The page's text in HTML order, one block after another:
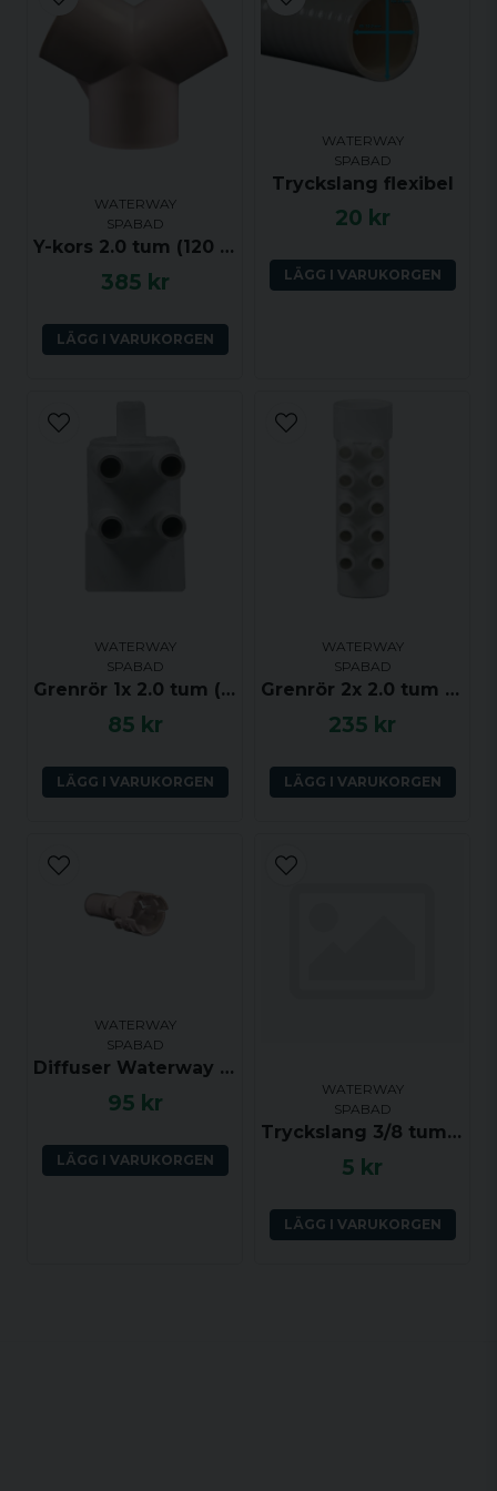
WATERWAY
SPABAD
Y-kors 2.0 tum (120 grader) ho-ho-ho
385 kr
LÄGG I VARUKORGEN
WATERWAY
SPABAD
Tryckslang flexibel
20 kr
LÄGG I VARUKORGEN
WATERWAY
SPABAD
Grenrör 1x 2.0 tum (ho) till 4x 0.75 tum (ha) med dränering
85 kr
LÄGG I VARUKORGEN
WATERWAY
SPABAD
Grenrör 2x 2.0 tum (ha-ho) till 10x 0.75 tum (ha)
235 kr
LÄGG I VARUKORGEN
WATERWAY
SPABAD
Diffuser Waterway Clusterstorm (klick)
95 kr
LÄGG I VARUKORGEN
WATERWAY
SPABAD
Tryckslang 3/8 tum (YD ca 14 mm, ID ca 9.5 mm) per dm
5 kr
LÄGG I VARUKORGEN
Mejladress
Skicka fråga